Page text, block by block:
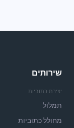
שירותים
יצירת כתוביות
תמלול
מחולל כתוביות